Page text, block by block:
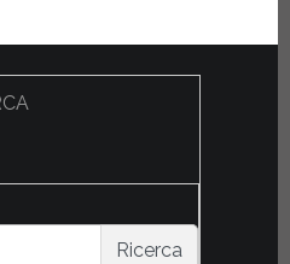
Ricerca